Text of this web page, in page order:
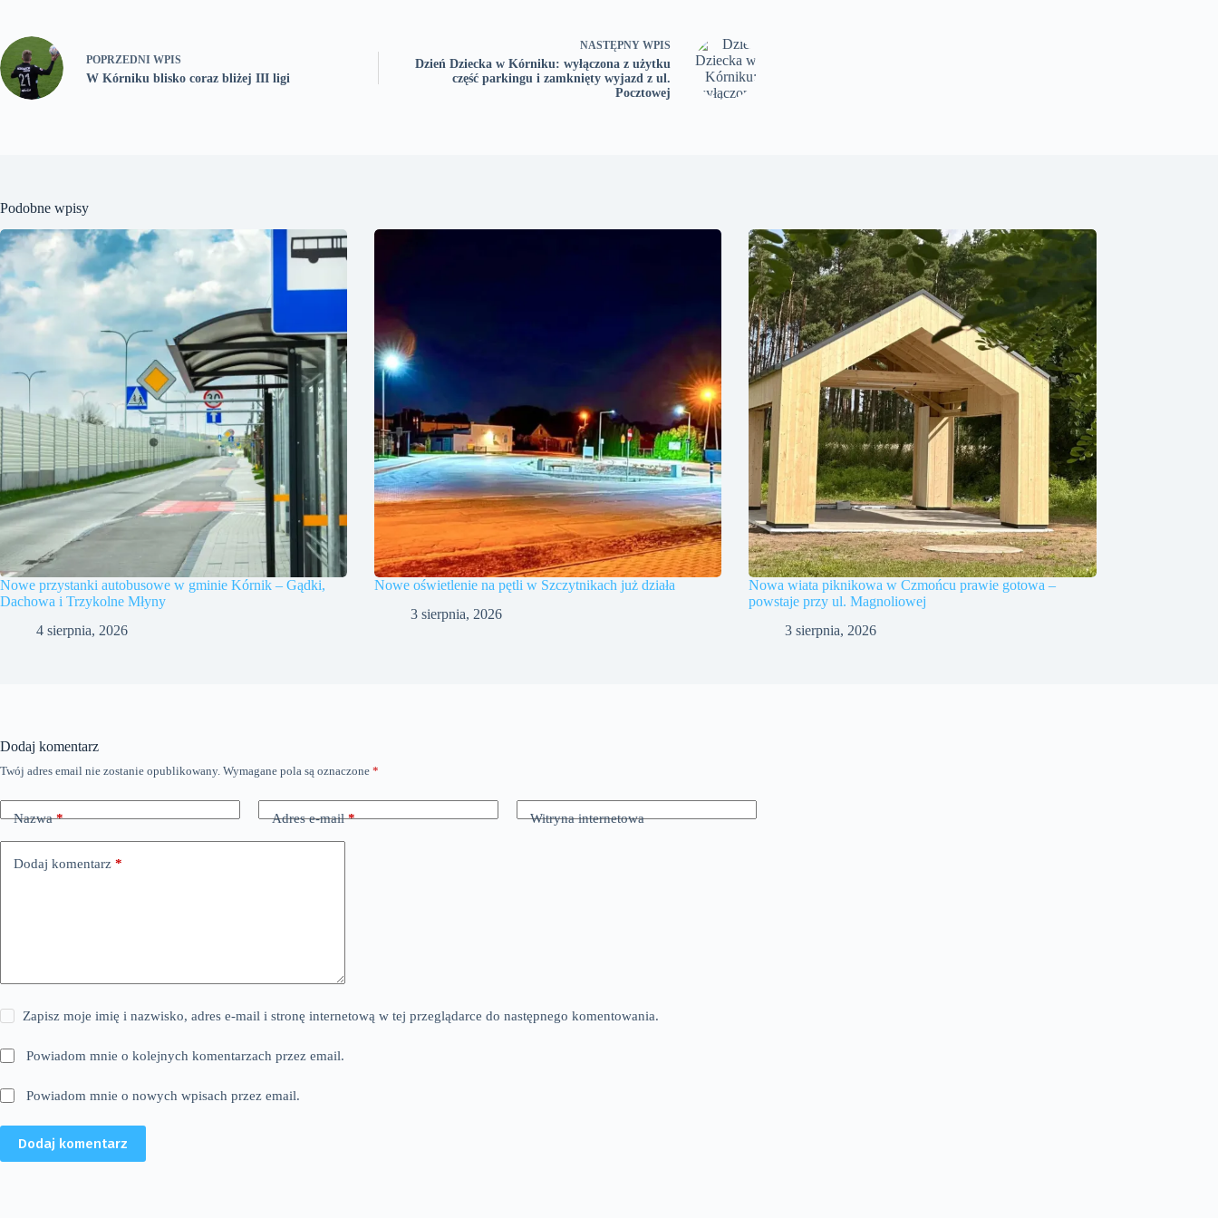
POPRZEDNI WPIS
W Kórniku blisko coraz bliżej III ligi
NASTĘPNY WPIS
Dzień Dziecka w Kórniku: wyłączona z użytku
część parkingu i zamknięty wyjazd z ul.
Pocztowej
Podobne wpisy
Nowe przystanki autobusowe w gminie Kórnik – Gądki,
Dachowa i Trzykolne Młyny
4 sierpnia, 2026
Nowe oświetlenie na pętli w Szczytnikach już działa
3 sierpnia, 2026
Nowa wiata piknikowa w Czmońcu prawie gotowa –
powstaje przy ul. Magnoliowej
3 sierpnia, 2026
Dodaj komentarz
Twój adres email nie zostanie opublikowany. Wymagane pola są oznaczone *
Nazwa* Adres e-mail* Witryna internetowa
Dodaj komentarz *
Zapisz moje imię i nazwisko, adres e-mail i stronę internetową w tej przeglądarce do następnego komentowania.
Powiadom mnie o kolejnych komentarzach przez email.
Powiadom mnie o nowych wpisach przez email.
Dodaj komentarz